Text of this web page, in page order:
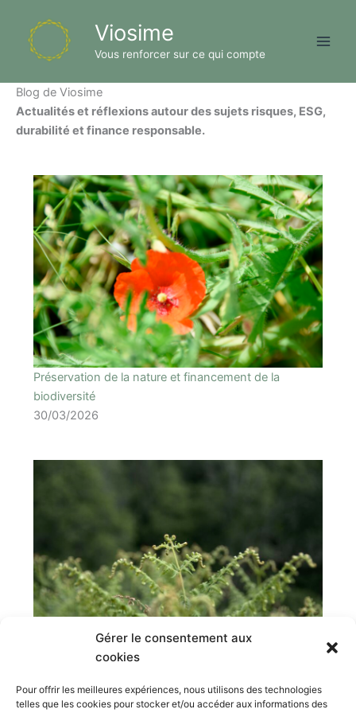
Gérer le consentement aux
cookies
Pour offrir les meilleures expériences, nous utilisons des technologies
telles que les cookies pour stocker et/ou accéder aux informations des
contenu
Viosime
Vous renforcer sur ce qui compte
Blog de Viosime
Actualités et réflexions autour des sujets risques, ESG,
durabilité et finance responsable.
Préservation de la nature et financement de la
biodiversité
30/03/2026
Comptabilités vertes : un levier de pilotage
stratégique pour des modèles d’affaires durables
27/03/2026